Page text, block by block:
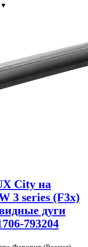
▾
City на
3 series (F3x)
дуги
793204